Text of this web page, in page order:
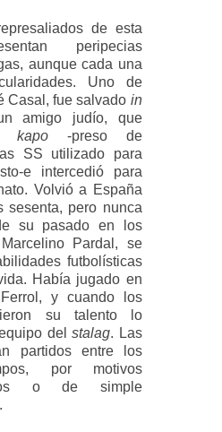
de esta
peripecias
aunque cada una
Uno de
Casal, fue salvado in
amigo judío, que
kapo-preso de
SS utilizado para
e intercedió para
Volvió a España
sesenta, pero nunca
su pasado en los
Pardal, se
futbolísticas
Había jugado en
y cuando los
su talento lo
delstalag. Las
partidos entre los
por motivos
o de simple